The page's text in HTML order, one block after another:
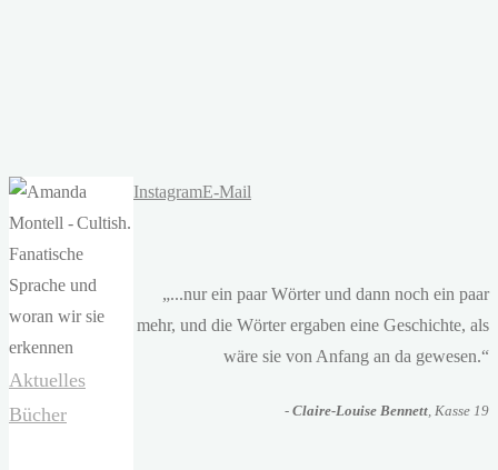
Aktuelles
Bücher
InstagramE-Mail
„...nur ein paar Wörter und dann noch ein paar
mehr, und die Wörter ergaben eine Geschichte, als
wäre sie von Anfang an da gewesen.“
- Claire-Louise Bennett, Kasse 19